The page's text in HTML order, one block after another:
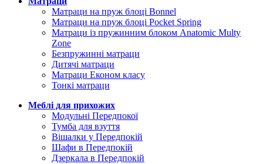
Матраци на пруж блоці Bonnel
Матраци на пруж блоці Pocket Spring
Матраци із пружинним блоком Anatomic Multy
Zone
Безпружинні матраци
Дитячі матраци
Матраци Економ класу
Тонкі матраци
Меблі для прихожих
Модульні Передпокої
Тумба для взуття
Вішалки у Передпокій
Шафи в Передпокій
Дзеркала в Передпокій